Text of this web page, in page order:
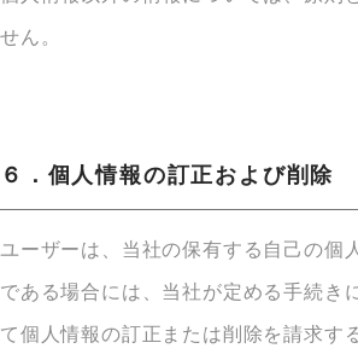
せん。
６．個人情報の訂正および削除
ユーザーは、当社の保有する自己の個
である場合には、当社が定める手続き
て個人情報の訂正または削除を請求す